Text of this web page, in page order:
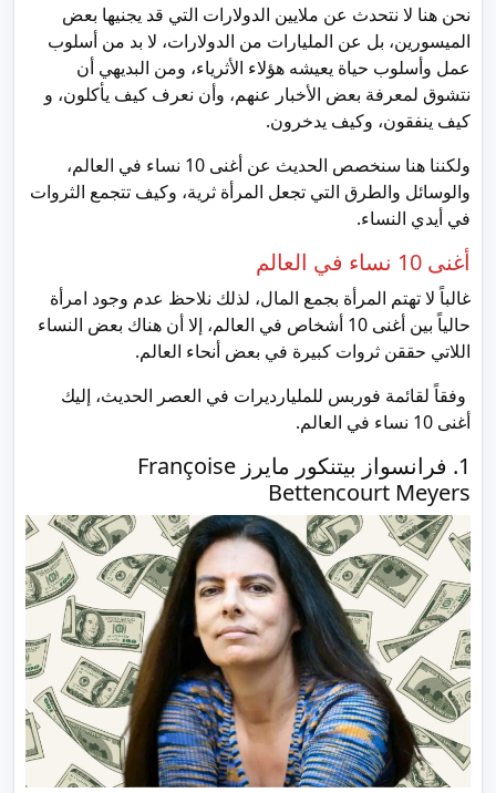
نحن هنا لا نتحدث عن ملايين الدولارات التي قد يجنيها بعض
الميسورين، بل عن المليارات من الدولارات، لا بد من أسلوب
عمل وأسلوب حياة يعيشه هؤلاء الأثرياء، ومن البديهي أن
نتشوق لمعرفة بعض الأخبار عنهم، وأن نعرف كيف يأكلون، و
كيف ينفقون، وكيف يدخرون.
ولكننا هنا سنخصص الحديث عن أغنى 10 نساء في العالم،
والوسائل والطرق التي تجعل المرأة ثرية، وكيف تتجمع الثروات
في أيدي النساء.
أغنى 10 نساء في العالم
غالباً لا تهتم المرأة بجمع المال، لذلك نلاحظ عدم وجود امرأة
حالياً بين أغنى 10 أشخاص في العالم، إلا أن هناك بعض النساء
اللاتي حققن ثروات كبيرة في بعض أنحاء العالم.
وفقاً لقائمة فوربس للمليارديرات في العصر الحديث، إليك
أغنى 10 نساء في العالم.
1. فرانسواز بيتنكور مايرز Françoise
Bettencourt Meyers